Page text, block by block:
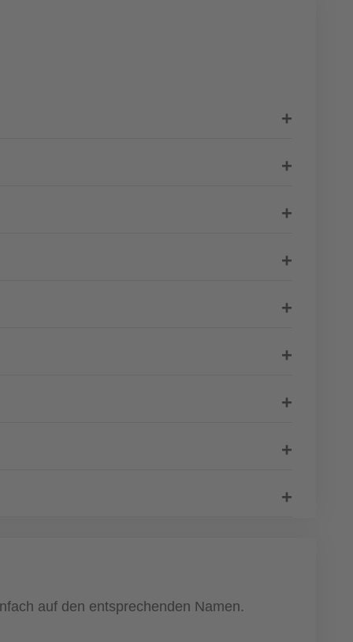
auf den entsprechenden Namen.